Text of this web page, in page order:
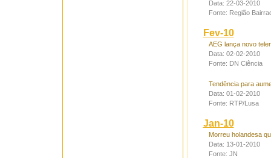
Data: 22-03-2010
Fonte: Região
Fev-10
AEG lança novo
Data: 02-02-2010
Fonte: DN Ciência
Tendência para
Data: 01-02-2010
Fonte: RTP/Lusa
Jan-10
Morreu holandesa
Data: 13-01-2010
Fonte: JN